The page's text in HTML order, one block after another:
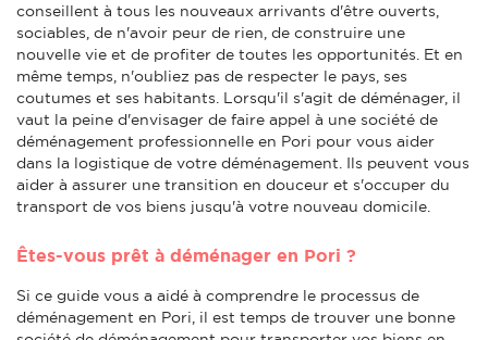
conseillent à tous les nouveaux arrivants d'être ouverts,
sociables, de n'avoir peur de rien, de construire une
nouvelle vie et de profiter de toutes les opportunités. Et en
même temps, n'oubliez pas de respecter le pays, ses
coutumes et ses habitants. Lorsqu'il s'agit de déménager, il
vaut la peine d'envisager de faire appel à une société de
déménagement professionnelle en Pori pour vous aider
dans la logistique de votre déménagement. Ils peuvent vous
aider à assurer une transition en douceur et s'occuper du
transport de vos biens jusqu'à votre nouveau domicile.
Êtes-vous prêt à déménager en Pori ?
Si ce guide vous a aidé à comprendre le processus de
déménagement en Pori, il est temps de trouver une bonne